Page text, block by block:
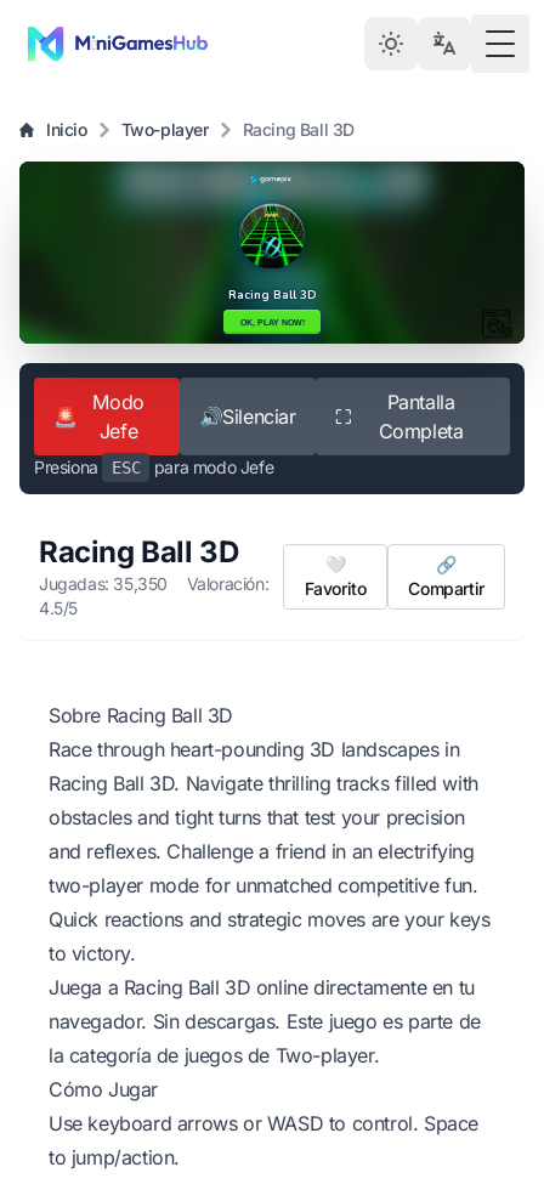
Inicio Two-player Racing Ball 3D
🚨
Modo
Jefe
🔊Silenciar ⛶
Pantalla
Completa
Presiona ESC para modo Jefe
Racing Ball 3D
Jugadas: 35,350
Valoración:
4.5/5
🤍
Favorito
🔗
Compartir
Sobre Racing Ball 3D
Race through heart-pounding 3D landscapes in
Racing Ball 3D. Navigate thrilling tracks filled with
obstacles and tight turns that test your precision
and reflexes. Challenge a friend in an electrifying
two-player mode for unmatched competitive fun.
Quick reactions and strategic moves are your keys
to victory.
Juega a Racing Ball 3D online directamente en tu
navegador. Sin descargas. Este juego es parte de
la categoría de juegos de Two-player.
Cómo Jugar
Use keyboard arrows or WASD to control. Space
to jump/action.